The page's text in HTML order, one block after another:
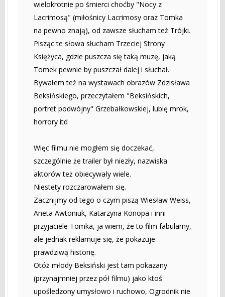
wielokrotnie po śmierci choćby "Nocy z
Lacrimosą" (miłośnicy Lacrimosy oraz Tomka
na pewno znają), od zawsze słucham też Trójki.
Pisząc te słowa słucham Trzeciej Strony
Księżyca, gdzie puszcza się taką muzę, jaką
Tomek pewnie by puszczał dalej i słuchał.
Bywałem też na wystawach obrazów Zdzisława
Beksińskiego, przeczytałem "Beksińskich,
portret podwójny" Grzebałkowskiej, lubię mrok,
horrory itd
Więc filmu nie mogłem się doczekać,
szczególnie że trailer był niezły, nazwiska
aktorów też obiecywały wiele.
Niestety rozczarowałem się.
Zacznijmy od tego o czym piszą Wiesław Weiss,
Aneta Awtoniuk, Katarzyna Konopa i inni
przyjaciele Tomka, ja wiem, że to film fabularny,
ale jednak reklamuje się, że pokazuje
prawdziwą historię.
Otóż młody Beksiński jest tam pokazany
(przynajmniej przez pół filmu) jako ktoś
upośledzony umysłowo i ruchowo, Ogrodnik nie